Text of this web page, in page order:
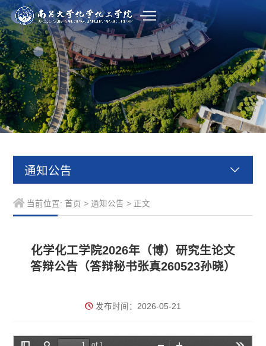
通知公告
当前位置: 首页 > 通知公告 > 正文
化学化工学院2026年（博）研究生论文
答辩公告（答辩秘书张真260523孙晓）
发布时间：2026-05-21